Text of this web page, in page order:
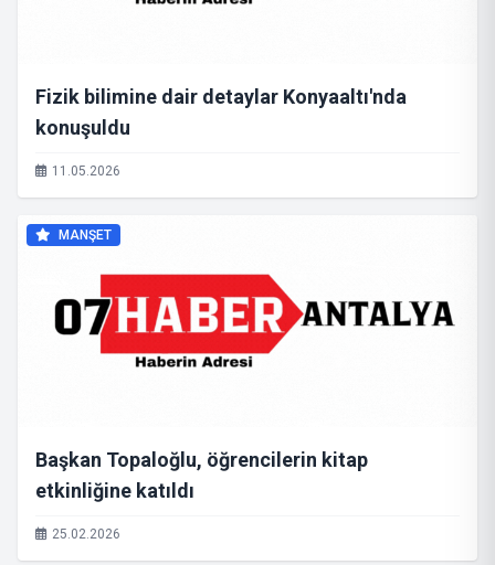
Fizik bilimine dair detaylar Konyaaltı'nda
konuşuldu
11.05.2026
MANŞET
Başkan Topaloğlu, öğrencilerin kitap
etkinliğine katıldı
25.02.2026